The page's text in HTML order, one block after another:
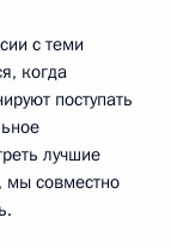
с теми
когда
поступать
лучшие
мы совместно